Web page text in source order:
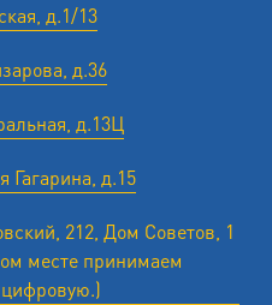
д.1/13
д.36
д.13Ц
д.15
212, Дом Советов, 1
месте принимаем